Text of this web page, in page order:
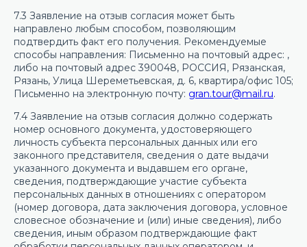
7.3 Заявление на отзыв согласия может быть
направлено любым способом, позволяющим
подтвердить факт его получения. Рекомендуемые
способы направления: Письменно на почтовый адрес: ,
либо на почтовый адрес 390048, РОССИЯ, Рязанская,
Рязань, Улица Шереметьевская, д. 6, квартира/офис 105;
Письменно на электронную почту: gran.tour@mail.ru.
7.4 Заявление на отзыв согласия должно содержать
номер основного документа, удостоверяющего
личность субъекта персональных данных или его
законного представителя, сведения о дате выдачи
указанного документа и выдавшем его органе,
сведения, подтверждающие участие субъекта
персональных данных в отношениях с оператором
(номер договора, дата заключения договора, условное
словесное обозначение и (или) иные сведения), либо
сведения, иным образом подтверждающие факт